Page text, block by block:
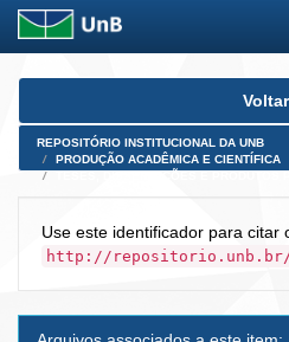
Skip
Voltar
REPOSITÓRIO INSTITUCIONAL DA UNB
PRODUÇÃO ACADÊMICA E CIENTÍFICA
Use este identificador para citar
http://repositorio.unb.br/